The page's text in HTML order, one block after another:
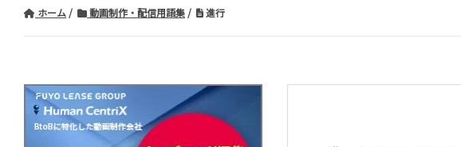
ホーム 動画制作・配信用語集 進行